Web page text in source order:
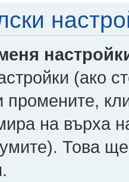
(ако
промените,
на върха
Това